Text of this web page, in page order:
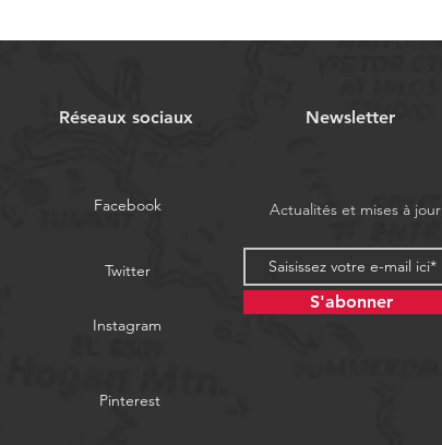
Réseaux sociaux Newsletter
Facebook
Twitter
Instagram
Actualités et mises à jour
S'abonner
Pinterest